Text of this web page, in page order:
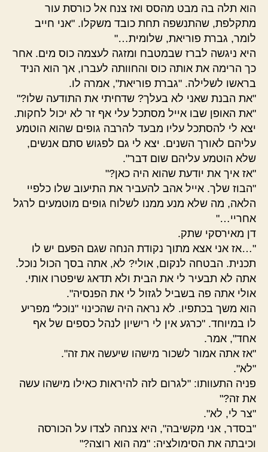
הוא תלה בה מבט מהסס ואז צנח אל כורסת עור
מתקלפת, שהתנשפה תחת כובד משקלו. "אני חייב
לומר, גברת פוריאת, שלומית…"
היא ניגשה לברז שבמטבח ומזגה לעצמה כוס מים. אחר
כך הרימה את אותה כוס והחוותה לעברו, אך הוא הניד
בראשו לשלילה. "גברת פוריאת", אמרה לו.
"את הבנת שאני לא בעלך? שדחיתי את התודעה שלו?"
"את האופן שבו אייל מסתכל עלי אף זר לא יכול לחקות.
יצא לי להסתכל עליו מבעד להרבה גופים שהוא הוטמע
עליהם לאורך השנים. יצא לי גם לפגוש סתם אנשים,
שלא הוטמע עליהם שום דבר".
"אז איך את יודעת שהוא היה כאן?"
"הבוז שלך. אייל אהב להעביר את התיעוב שלו כלפיי
הלאה, מה שלא מנע ממנו לשלוח גופים מוטמעים לרגל
אחריי…"
דן מאירסקי שתק.
"…אז אני אצא מתוך נקודת הנחה שגם הפעם יש לו
תכנית. הבטחה לנקום, אולי? לא, אתה בסך הכול נוכל.
אתה לא תבעיר לי את הבית ולא תדאג שיפטרו אותי.
אולי אתה פה בשביל לגזול לי את הפנסיה".
הוא משך בכתפיו. לא נראה היה שהכינוי "נוכל" מפריע
לו במיוחד. "כרגע אין לי רישיון לנהל כספים של אף
אחד", אמר.
"אז אתה אמור לשכור מישהו שיעשה את זה".
"לא".
פניה התעוותו: "לגרום לזה להיראות כאילו מישהו עשה
את זה?"
"צר לי, לא".
"בסדר, אני מקשיבה", היא צנחה לצדו על הכורסה
וכיבתה את הסימולציה: "מה הוא רוצה?"